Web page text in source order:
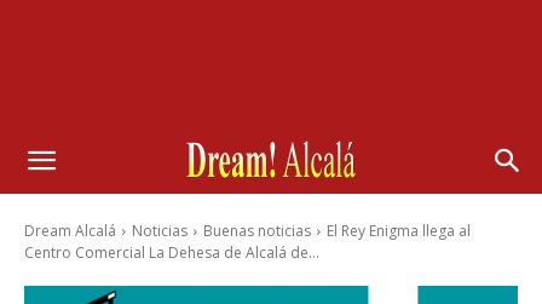
Dream Alcalá Noticias Buenas noticias
El Rey Enigma llega al
Centro Comercial La Dehesa de Alcalá de...